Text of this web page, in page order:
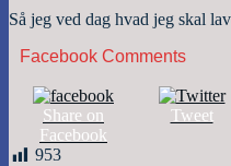
Så jeg ved dag hvad jeg skal
Facebook Comments
Share on
Facebook
Tweet
953